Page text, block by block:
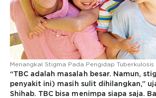
Menangkal Stigma Pada Pengidap Tuberkulosis
“TBC adalah masalah besar. Namun,
penyakit ini) masih sulit dihilangkan,”
Shihab. TBC bisa menimpa siapa saja.